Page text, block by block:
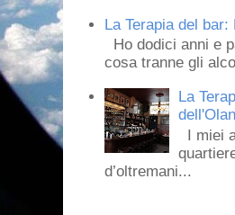
La Terapia del
Ho dodici anni e
cosa tranne gli
La
I miei
d’oltremani...